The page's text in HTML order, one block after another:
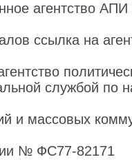
агентство
ссылка на
службой по
и массовых
№ ФС77-82171